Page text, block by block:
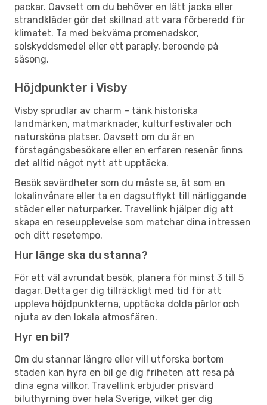
packar. Oavsett om du behöver en lätt jacka eller
strandkläder gör det skillnad att vara förberedd för
klimatet. Ta med bekväma promenadskor,
solskyddsmedel eller ett paraply, beroende på
säsong.
Höjdpunkter i Visby
Visby sprudlar av charm – tänk historiska
landmärken, matmarknader, kulturfestivaler och
natursköna platser. Oavsett om du är en
förstagångsbesökare eller en erfaren resenär finns
det alltid något nytt att upptäcka.
Besök sevärdheter som du måste se, ät som en
lokalinvånare eller ta en dagsutflykt till närliggande
städer eller naturparker. Travellink hjälper dig att
skapa en reseupplevelse som matchar dina intressen
och ditt resetempo.
Hur länge ska du stanna?
För ett väl avrundat besök, planera för minst 3 till 5
dagar. Detta ger dig tillräckligt med tid för att
uppleva höjdpunkterna, upptäcka dolda pärlor och
njuta av den lokala atmosfären.
Hyr en bil?
Om du stannar längre eller vill utforska bortom
staden kan hyra en bil ge dig friheten att resa på
dina egna villkor. Travellink erbjuder prisvärd
biluthyrning över hela Sverige, vilket ger dig